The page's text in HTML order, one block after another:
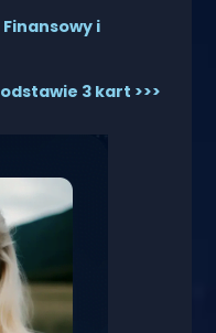
i
3 kart >>>